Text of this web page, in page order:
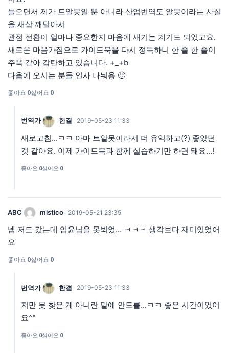
들으면서 제가 트알못일 뿐 아니라 산업번역도 알못이라는 사실
을 새삼 깨달아서
관점 전환이 얼마나 중요한지 마음에 새기는 계기도 되었고요.
새로운 마음가짐으로 가이드북을 다시 정독하니 한 줄 한 줄이
주옥 같아 감탄하고 있습니다. +_+b
다음에 오시는 분들 인사 나눠용 🙂
좋아요 0싫어요 0
번역가 한결 2019-05-23 11:33
새로고침...ㅋㅋ 아마 트알못이라서 더 유익하고(?) 좋았던
것 같아요. 이제 가이드북과 함께 실습하기만 하면 돼요...!
좋아요 0싫어요 0
ABC mistico 2019-05-21 23:35
넵 저도 갔는데 임윤님을 못뵈었... ㅋㅋㅋ 생각보다 재미있었어
요
좋아요 0싫어요 0
번역가 한결 2019-05-23 11:33
저만 못 찾은 게 아니란 말에 안도를...ㅋㅋ 좋은 시간이었어
요^^
좋아요 0싫어요 0